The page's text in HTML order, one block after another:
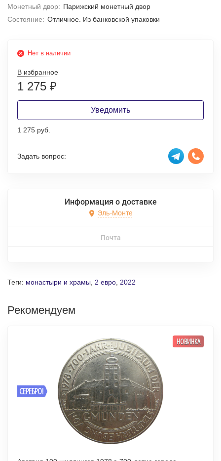
Монетный двор: Парижский монетный двор
Состояние: Отличное. Из банковской упаковки
Нет в наличии
В избранное
1 275 ₽
Уведомить
1 275 руб.
Задать вопрос:
Информация о доставке
Эль-Монте
Почта
Теги: монастыри и храмы 2 евро 2022
Рекомендуем
СЕРЕБРО!
НОВИНКА